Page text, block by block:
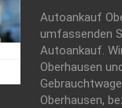
Autoankauf
umfassenden
Autoankauf.
Oberhausen
Oberhausen,